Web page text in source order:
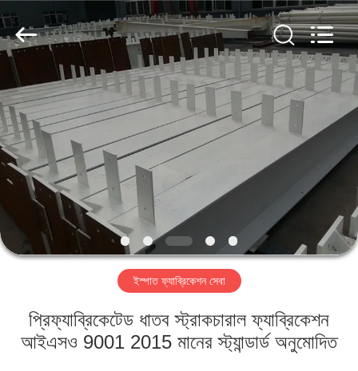
বাড়ি
পণ্য
ভিডিও
ভিআর
শো
আমাদের
সম্পর্কে
Qingdao
KaFa
Fabrication
Co.,
Ltd..
All
Rights
Reserved.
ইস্পাত ফ্যাব্রিকেশন সেবা
প্রিফ্যাব্রিকেটেড ধাতব স্ট্রাকচারাল ফ্যাব্রিকেশন
আইএসও 9001 2015 মানের স্ট্যান্ডার্ড অনুমোদিত